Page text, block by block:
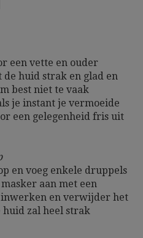
een vette en ouder
huid strak en glad en
best niet te vaak
je instant je vermoeide
een gelegenheid fris uit
en voeg enkele druppels
aan met een
inwerken en verwijder het
zal heel strak